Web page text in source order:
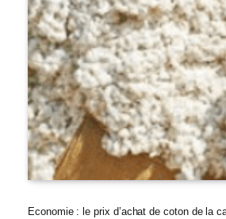
Economie : le prix d’achat de coton de la